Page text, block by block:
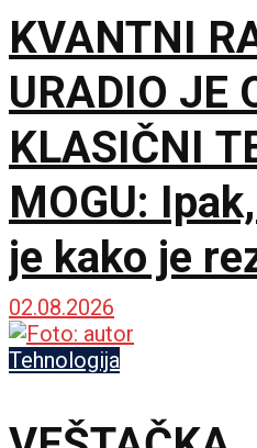
KVANTNI
URADIO JE
KLASIČNI
MOGU:
je kako je
proveren
02.08.2026
Tehnologija